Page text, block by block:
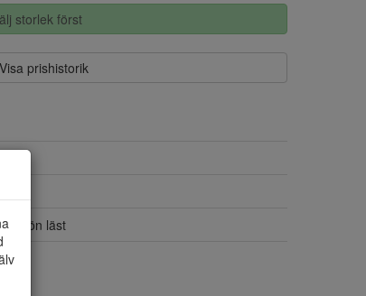
storlek först
Visa prishistorik
skön läst